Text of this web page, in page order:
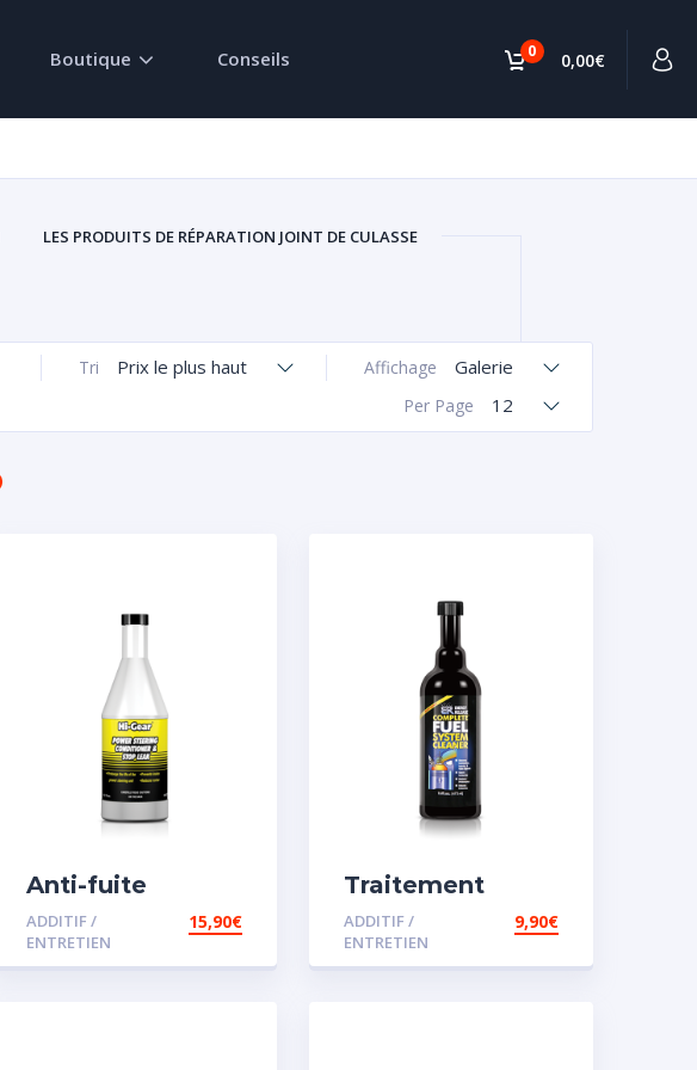
0 0,00€
Boutique Conseils
LES PRODUITS DE RÉPARATION JOINT DE CULASSE
Affichage Galerie
Tri Prix le plus haut
Per Page 12
Anti-fuite
concentré pour
direction
assistée
ADDITIF /
ENTRETIEN
15,90€
Traitement
carburant diesel
et essence
ADDITIF /
ENTRETIEN
9,90€